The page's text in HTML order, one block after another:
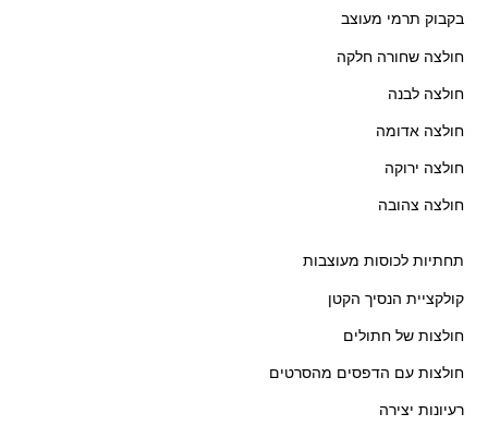
בקבוק תרמי מעוצב
חולצה שחורה חלקה
חולצה לבנה
חולצה אדומה
חולצה ירוקה
חולצה צהובה
תחתיות לכוסות מעוצבות
קולקציית הנסיך הקטן
חולצות של חתולים
חולצות עם הדפסים מהסרטים
רעיונות יצירה